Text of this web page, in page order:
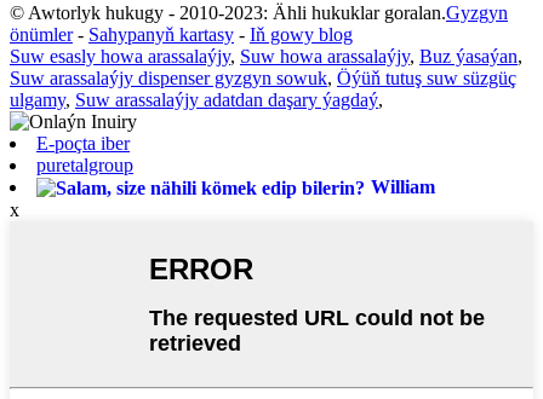
© Awtorlyk hukugy - 2010-2023: Ähli hukuklar goralan.Gyzgyn
önümler- Sahypanyň kartasy - Iň gowy blog
Suw esasly howa arassalaýjy, Suw howa arassalaýjy, Buz ýasaýan,
Suw arassalaýjy dispenser gyzgyn sowuk, Öýüň tutuş suw süzgüç
ulgamy, Suw arassalaýjy adatdan daşary ýagdaý,
E-poçta iber
puretalgroup
William
x